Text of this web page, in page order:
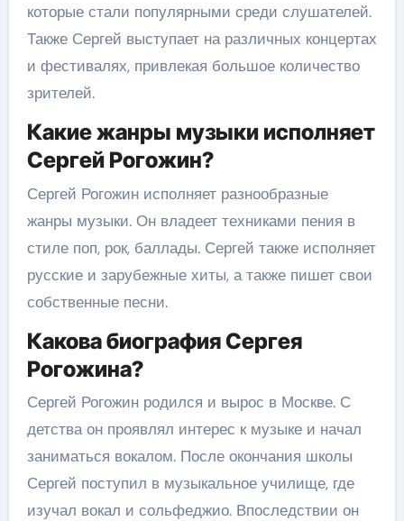
которые стали популярными среди слушателей.
Также Сергей выступает на различных концертах
и фестивалях, привлекая большое количество
зрителей.
Какие жанры музыки исполняет
Сергей Рогожин?
Сергей Рогожин исполняет разнообразные
жанры музыки. Он владеет техниками пения в
стиле поп, рок, баллады. Сергей также исполняет
русские и зарубежные хиты, а также пишет свои
собственные песни.
Какова биография Сергея
Рогожина?
Сергей Рогожин родился и вырос в Москве. С
детства он проявлял интерес к музыке и начал
заниматься вокалом. После окончания школы
Сергей поступил в музыкальное училище, где
изучал вокал и сольфеджио. Впоследствии он